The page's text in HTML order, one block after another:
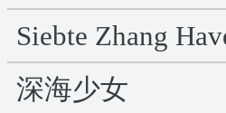
Siebte Zhang
深海少女